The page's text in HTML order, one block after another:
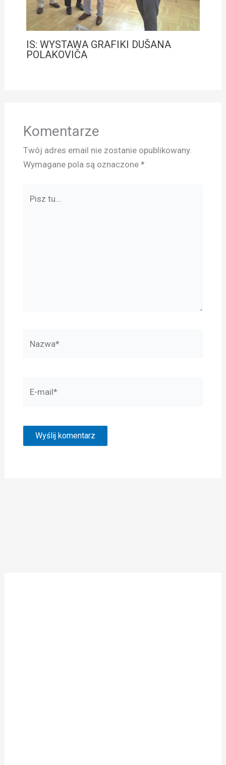
IS: WYSTAWA GRAFIKI DUŠANA
POLAKOVIČA
Komentarze
Twój adres email nie zostanie opublikowany.
Wymagane pola są oznaczone *
tu...